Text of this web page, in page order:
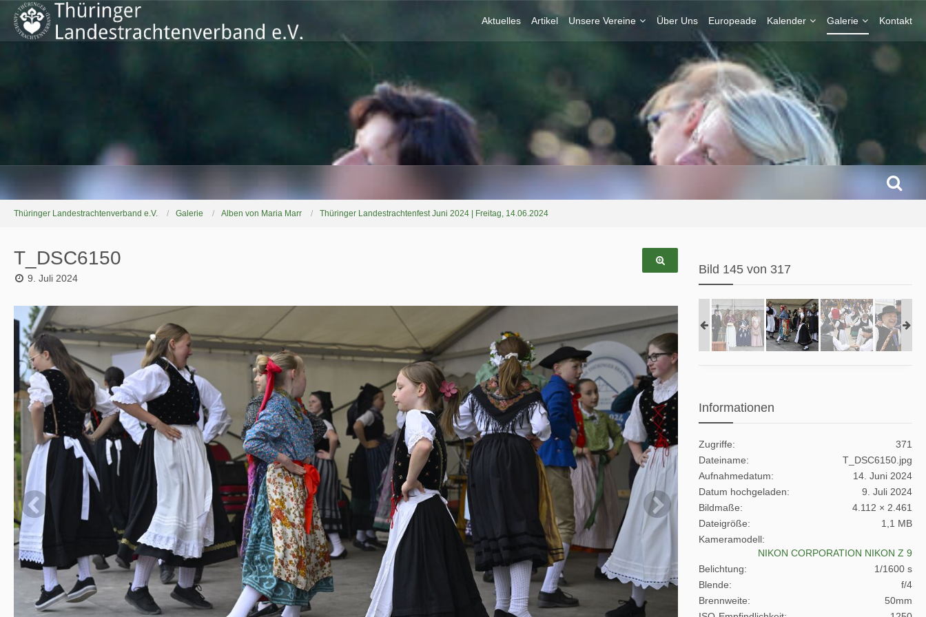
Aktuelles Artikel Unsere Vereine Über Uns Europeade Kalender Galerie Kontakt
Thüringer Landestrachtenverband e.V. Galerie Alben von Maria Marr Thüringer Landestrachtenfest Juni 2024 | Freitag, 14.06.2024
T_DSC6150
9. Juli 2024
Bild 145 von 317
Informationen
Zugriffe
371
Dateiname
T_DSC6150.jpg
Aufnahmedatum
14. Juni 2024
Datum hochgeladen
9. Juli 2024
Bildmaße
4.112 × 2.461
Dateigröße
1,1 MB
Kameramodell
NIKON CORPORATION NIKON Z 9
Belichtung
1/1600 s
Blende
f/4
Brennweite
50mm